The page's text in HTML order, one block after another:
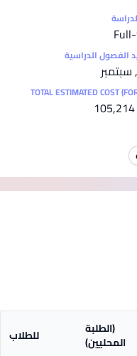
الفصول الدراسية
سبتمبر
TOTAL ESTIMATED COST
(الطلبة
المحليين) للطلاب